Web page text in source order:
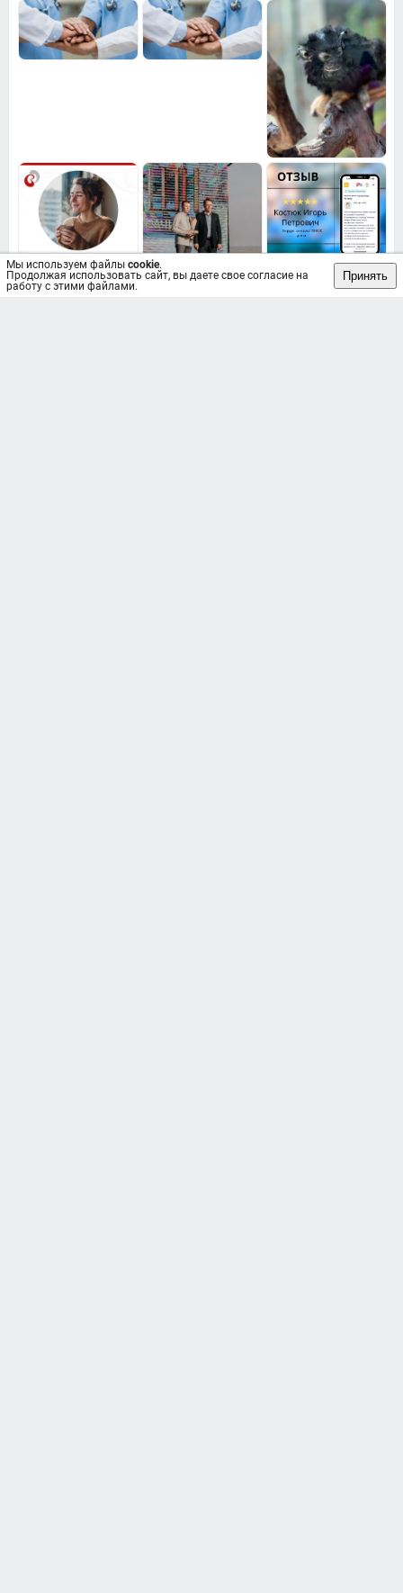
Мы используем файлы cookie.
Продолжая использовать сайт, вы даете свое согласие на
работу с этими файлами.
Принять